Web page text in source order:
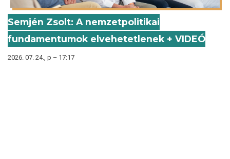
Semjén Zsolt: A nemzetpolitikai
fundamentumok elvehetetlenek + VIDEÓ
2026. 07. 24., p – 17:17